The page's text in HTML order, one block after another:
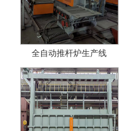
全自动推杆炉生产线